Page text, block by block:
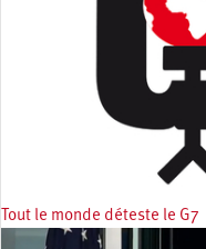
Tout le monde déteste le G7